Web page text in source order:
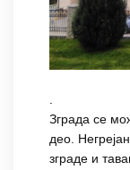
.
Зграда се
део.
зграде и